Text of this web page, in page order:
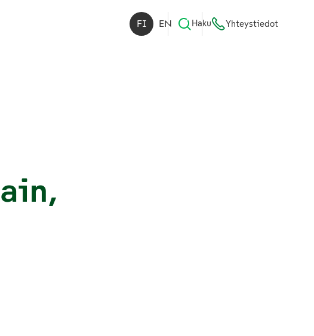
FI EN Haku Yhteystiedot